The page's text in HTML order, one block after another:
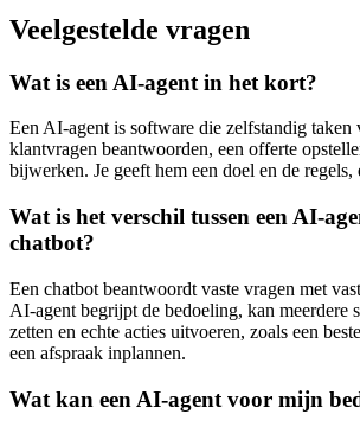
Veelgestelde vragen
Wat is een AI-agent in het kort?
Een AI-agent is software die zelfstandig taken
klantvragen beantwoorden, een offerte
bijwerken. Je geeft hem een doel en de
Wat is het verschil tussen een AI-
chatbot?
Een chatbot beantwoordt vaste vragen met
AI-agent begrijpt de bedoeling, kan meerdere
zetten en echte acties uitvoeren, zoals een
een afspraak inplannen.
Wat kan een AI-agent voor mijn